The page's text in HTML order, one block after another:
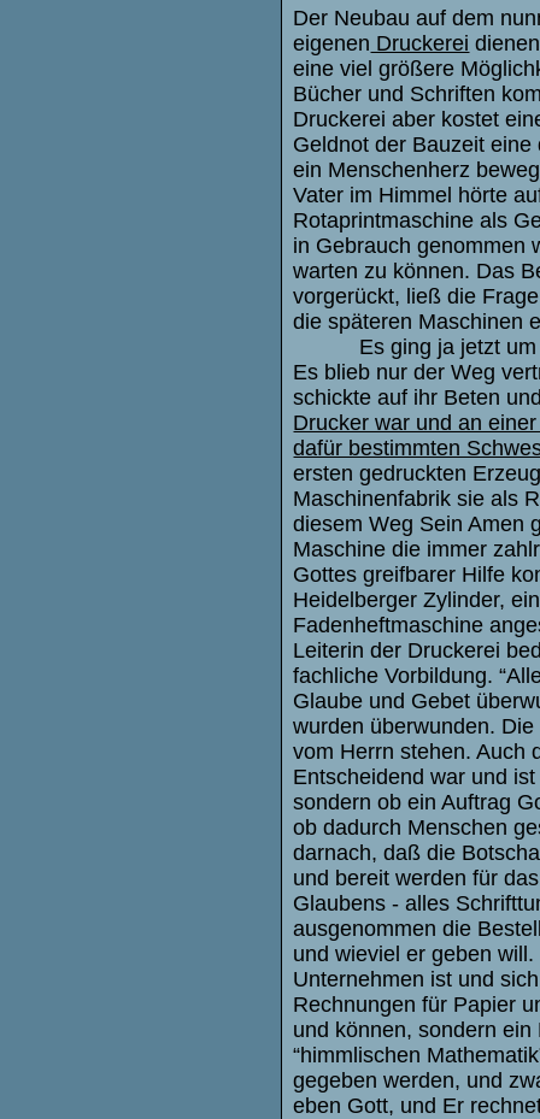
Der Neubau auf dem
eigenen Druckerei
eine viel größere
Bücher und Schriften
Druckerei aber kostet
Geldnot der Bauzeit
ein Menschenherz
Vater im Himmel hörte
Rotaprintmaschine als
in Gebrauch genommen
warten zu können. Das
vorgerückt, ließ die
die späteren Maschinen
Es ging ja jetzt
Es blieb nur der Weg
schickte auf ihr Beten
Drucker war und an
dafür bestimmten
ersten gedruckten
Maschinenfabrik sie als
diesem Weg Sein Amen
Maschine die immer
Gottes greifbarer Hilfe
Heidelberger Zylinder,
Fadenheftmaschine
Leiterin der Druckerei
fachliche Vorbildung.
Glaube und Gebet
wurden überwunden.
vom Herrn stehen. Auch
Entscheidend war und
sondern ob ein Auftrag
ob dadurch Menschen
darnach, daß die
und bereit werden für
Glaubens - alles
ausgenommen die
und wieviel er geben
Unternehmen ist und
Rechnungen für Papier
und können, sondern
“himmlischen
gegeben werden, und
eben Gott, und Er